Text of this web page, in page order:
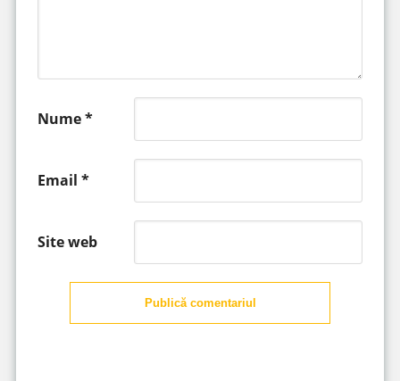
Nume*
Email *
Site web
Publică comentariul